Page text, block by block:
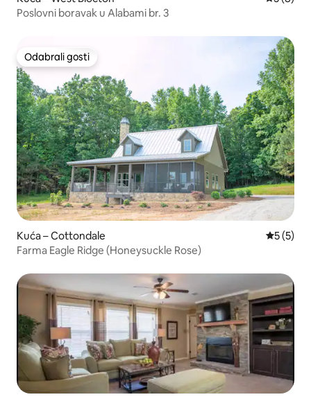
Poslovni boravak u Alabami br. 3
Odabrali gosti
Odabrali gosti
Kuća – Cottondale
5 (5)
Farma Eagle Ridge (Honeysuckle Rose)